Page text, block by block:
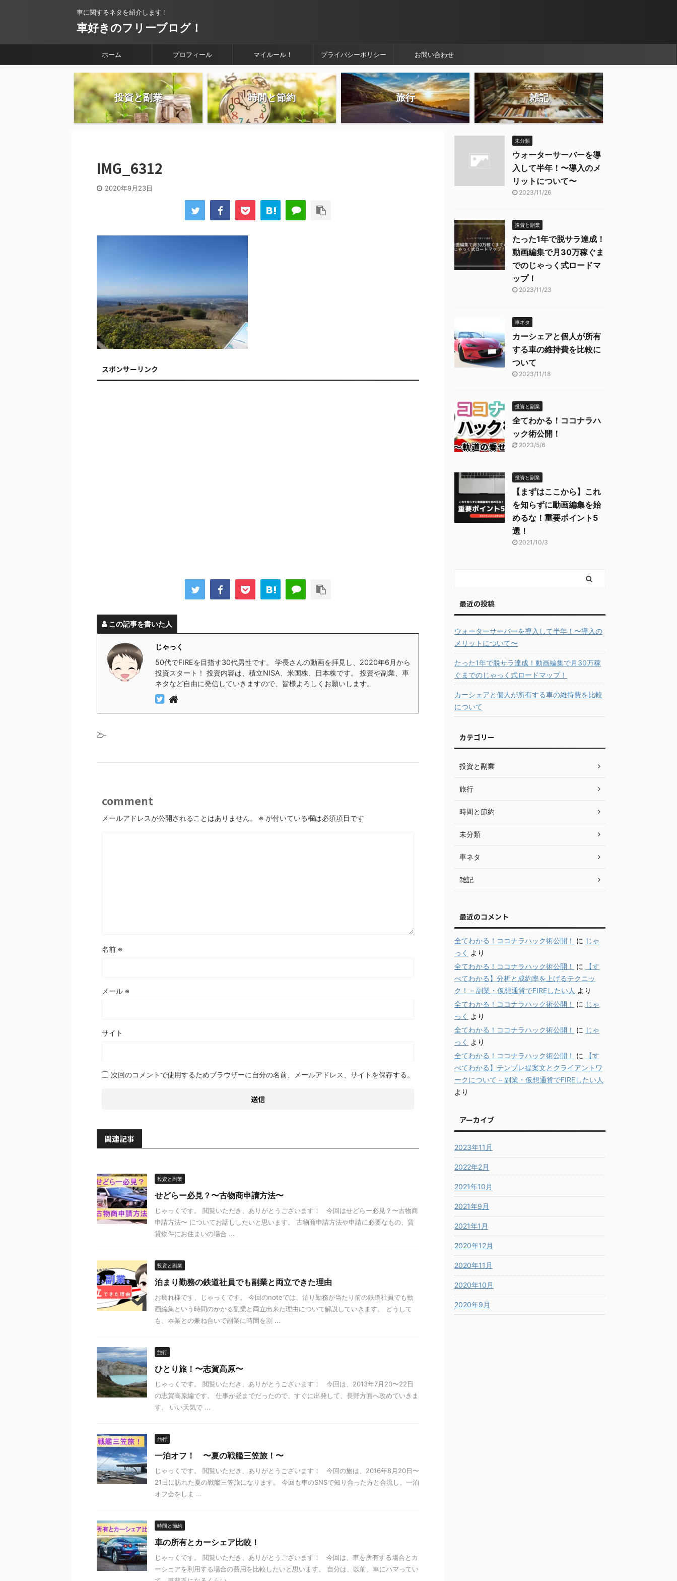
車に関するネタを紹介します！
車好きのフリーブログ！
ホーム プロフィール マイルール！ プライバシーポリシー お問い合わせ
投資と副業 時間と節約 旅行 雑記
IMG_6312
2020年9月23日
スポンサーリンク
この記事を書いた人
じゃっく
50代でFIREを目指す30代男性です。 学長さんの動画を拝見し、2020年6月から
投資スタート！ 投資内容は、積立NISA、米国株、日本株です。 投資や副業、車
ネタなど自由に発信していきますので、皆様よろしくお願いします。
-
comment
メールアドレスが公開されることはありません。 ※ が付いている欄は必須項目です
名前 ※
メール ※
サイト
次回のコメントで使用するためブラウザーに自分の名前、メールアドレス、サイトを保存する。
関連記事
投資と副業
せどらー必見？〜古物商申請方法〜
じゃっくです。 閲覧いただき、ありがとうございます！ 今回はせどらー必見？〜古物商
申請方法〜 についてお話ししたいと思います。 古物商申請方法や申請に必要なもの、賃
貸物件にお住まいの場合 ...
投資と副業
泊まり勤務の鉄道社員でも副業と両立できた理由
お疲れ様です、じゃっくです。 今回のnoteでは、泊り勤務が当たり前の鉄道社員でも動
画編集という時間のかかる副業と両立出来た理由について解説していきます。 どうして
も、本業との兼ね合いで副業に時間を割 ...
旅行
ひとり旅！〜志賀高原〜
じゃっくです。 閲覧いただき、ありがとうございます！ 今回は、2013年7月20〜22日
の志賀高原編です。 仕事が昼までだったので、すぐに出発して、長野方面へ攻めていきま
す。 いい天気で ...
旅行
一泊オフ！ 〜夏の戦艦三笠旅！〜
じゃっくです。 閲覧いただき、ありがとうございます！ 今回の旅は、2016年8月20日〜
21日に訪れた夏の戦艦三笠旅になります。 今回も車のSNSで知り合った方と合流し、一泊
オフ会をしま ...
時間と節約
車の所有とカーシェア比較！
じゃっくです。 閲覧いただき、ありがとうございます！ 今回は、車を所有する場合とカ
ーシェアを利用する場合の費用を比較したいと思います。 自分は、以前、車にハマってい
未分類
ウォーターサーバーを導
入して半年！〜導入のメ
リットについて〜
2023/11/26
投資と副業
たった1年で脱サラ達成！
動画編集で月30万稼ぐま
でのじゃっく式ロードマ
ップ！
2023/11/23
車ネタ
カーシェアと個人が所有
する車の維持費を比較に
ついて
2023/11/18
投資と副業
全てわかる！ココナラハ
ック術公開！
2023/5/6
投資と副業
【まずはここから】これ
を知らずに動画編集を始
めるな！重要ポイント5
選！
2021/10/3
最近の投稿
ウォーターサーバーを導入して半年！〜導入の
メリットについて〜
たった1年で脱サラ達成！動画編集で月30万稼
ぐまでのじゃっく式ロードマップ！
カーシェアと個人が所有する車の維持費を比較
について
カテゴリー
投資と副業
旅行
時間と節約
未分類
車ネタ
雑記
最近のコメント
全てわかる！ココナラハック術公開！ に じゃ
っく
より
全てわかる！ココナラハック術公開！
に
【す
べてわかる】分析と成約率を上げるテクニッ
ク！ – 副業・仮想通貨でFIREしたい人 より
全てわかる！ココナラハック術公開！
に じゃ
っく
より
全てわかる！ココナラハック術公開！
に じゃ
っく
より
全てわかる！ココナラハック術公開！
に
【す
べてわかる】テンプレ提案文とクライアントワ
ークについて – 副業・仮想通貨でFIREしたい人
より
アーカイブ
2023年11月
2022年2月
2021年10月
2021年9月
2021年1月
2020年12月
2020年11月
2020年10月
2020年9月